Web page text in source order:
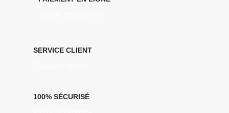
SERVICE CLIENT
100% SÉCURISÉ